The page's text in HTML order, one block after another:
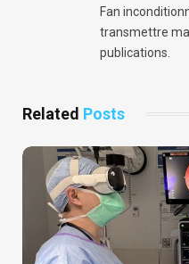
Fan
transmettre
publications.
Related Posts